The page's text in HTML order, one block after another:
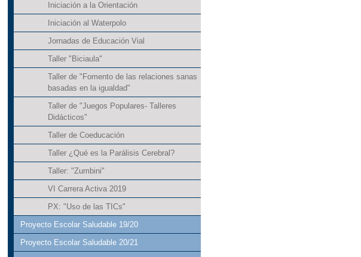
Iniciación a la Orientación
Iniciación al Waterpolo
Jornadas de Educación Vial
Taller "Biciaula"
Taller de "Fomento de las relaciones sanas
basadas en la igualdad"
Taller de "Juegos Populares- Talleres
Didácticos"
Taller de Coeducación
Taller ¿Qué es la Parálisis Cerebral?
Taller: "Zumbini"
VI Carrera Activa 2019
PX: "Uso de las TICs"
Proyecto Escolar Saludable 19/20
Proyecto Escolar Saludable 20/21